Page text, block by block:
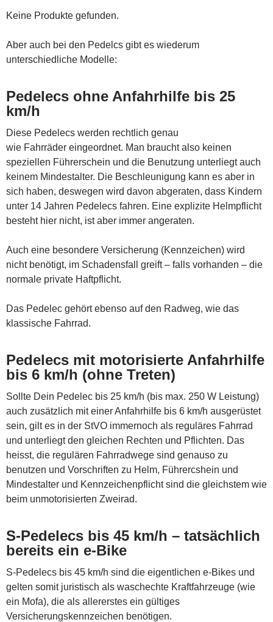
Keine Produkte gefunden.
Aber auch bei den Pedelcs gibt es wiederum
unterschiedliche Modelle:
Pedelecs ohne Anfahrhilfe bis 25
km/h
Diese Pedelecs werden rechtlich genau
wie Fahrräder eingeordnet. Man braucht also keinen
speziellen Führerschein und die Benutzung unterliegt auch
keinem Mindestalter. Die Beschleunigung kann es aber in
sich haben, deswegen wird davon abgeraten, dass Kindern
unter 14 Jahren Pedelecs fahren. Eine explizite Helmpflicht
besteht hier nicht, ist aber immer angeraten.
Auch eine besondere Versicherung (Kennzeichen) wird
nicht benötigt, im Schadensfall greift – falls vorhanden – die
normale private Haftpflicht.
Das Pedelec gehört ebenso auf den Radweg, wie das
klassische Fahrrad.
Pedelecs mit motorisierte Anfahrhilfe
bis 6 km/h (ohne Treten)
Sollte Dein Pedelec bis 25 km/h (bis max. 250 W Leistung)
auch zusätzlich mit einer Anfahrhilfe bis 6 km/h ausgerüstet
sein, gilt es in der StVO immernoch als reguläres Fahrrad
und unterliegt den gleichen Rechten und Pflichten. Das
heisst, die regulären Fahrradwege sind genauso zu
benutzen und Vorschriften zu Helm, Führercshein und
Mindestalter und Kennzeichenpflicht sind die gleichstem wie
beim unmotorisierten Zweirad.
S-Pedelecs bis 45 km/h – tatsächlich
bereits ein e-Bike
S-Pedelecs bis 45 km/h sind die eigentlichen e-Bikes und
gelten somit juristisch als waschechte Kraftfahrzeuge (wie
ein Mofa), die als allererstes ein gültiges
Versicherungskennzeichen benötigen.